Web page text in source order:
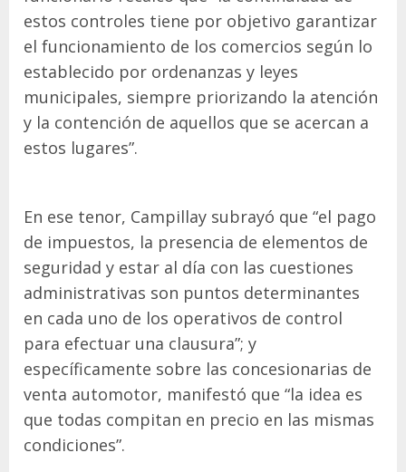
estos controles tiene por objetivo garantizar
el funcionamiento de los comercios según lo
establecido por ordenanzas y leyes
municipales, siempre priorizando la atención
y la contención de aquellos que se acercan a
estos lugares”.
En ese tenor, Campillay subrayó que “el pago
de impuestos, la presencia de elementos de
seguridad y estar al día con las cuestiones
administrativas son puntos determinantes
en cada uno de los operativos de control
para efectuar una clausura”; y
específicamente sobre las concesionarias de
venta automotor, manifestó que “la idea es
que todas compitan en precio en las mismas
condiciones”.